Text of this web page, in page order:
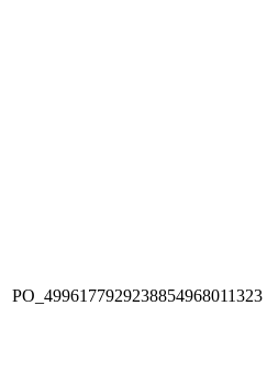
PO_4996177929238854968011323